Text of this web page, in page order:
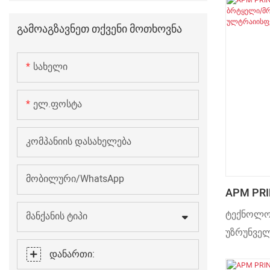
Გამოაგზავნეთ Თქვენი Მოთხოვნა
Სახელი
Ელ.ფოსტა
Კომპანიის Დასახელება
Მობილური/WhatsApp
Მანქანის Ტიპი
Დანართი:
APM
Საშრობი